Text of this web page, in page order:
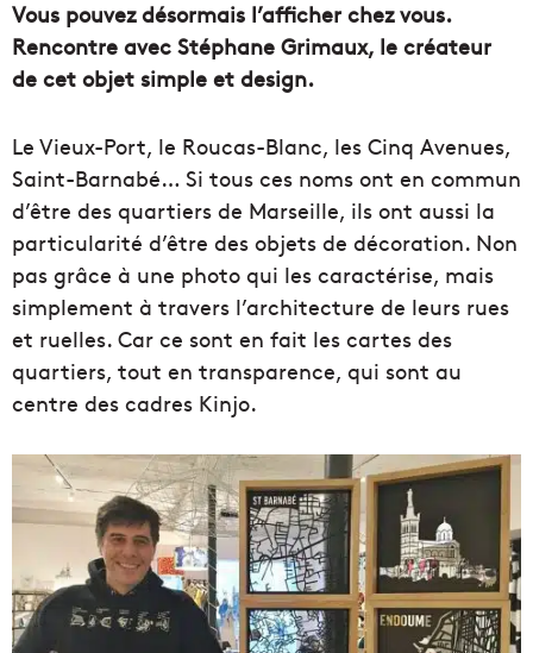
Vous pouvez désormais l’afficher chez vous.
Rencontre avec Stéphane Grimaux, le créateur
de cet objet simple et design.
Le Vieux-Port, le Roucas-Blanc, les Cinq Avenues,
Saint-Barnabé… Si tous ces noms ont en commun
d’être des quartiers de Marseille, ils ont aussi la
particularité d’être des objets de décoration. Non
pas grâce à une photo qui les caractérise, mais
simplement à travers l’architecture de leurs rues
et ruelles. Car ce sont en fait les cartes des
quartiers, tout en transparence, qui sont au
centre des cadres Kinjo.